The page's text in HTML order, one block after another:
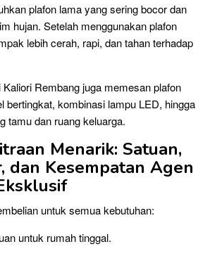
plafon lama yang sering bocor dan
hujan. Setelah menggunakan plafon
lebih cerah, rapi, dan tahan terhadap
Rembang juga memesan plafon
bertingkat, kombinasi lampu LED, hingga
tamu dan ruang keluarga.
Menarik: Satuan,
dan Kesempatan Agen
untuk semua kebutuhan:
untuk rumah tinggal.